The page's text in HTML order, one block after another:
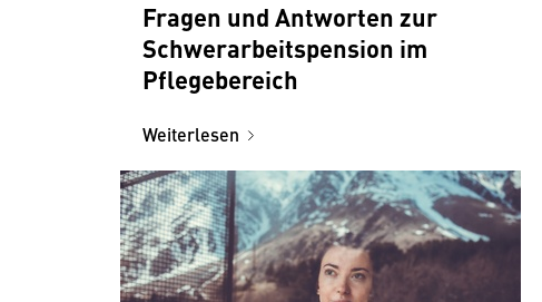
Fragen und Antworten zur
Schwerarbeitspension im
Pflegebereich
Weiterlesen